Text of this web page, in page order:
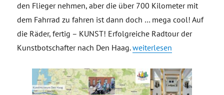
den Flieger nehmen, aber die über 700 Kilometer mit
dem Fahrrad zu fahren ist dann doch … mega cool! Auf
die Räder, fertig – KUNST! Erfolgreiche Radtour der
Kunstbotschafter nach Den Haag.„Auf die Räder, fertig –
weiterlesen